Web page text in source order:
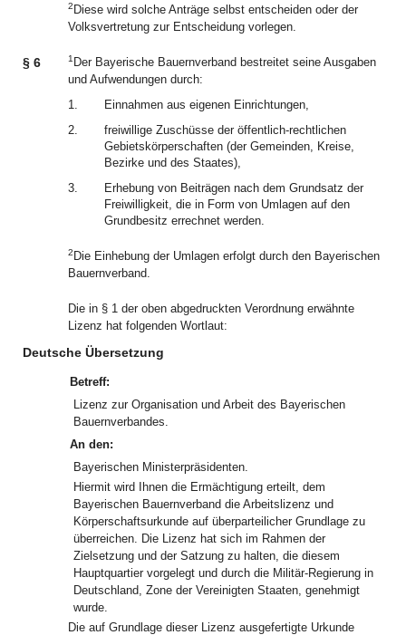
2 Diese wird solche Anträge selbst entscheiden oder der
Volksvertretung zur Entscheidung vorlegen.
§ 6 1 Der Bayerische Bauernverband bestreitet seine Ausgaben
und Aufwendungen durch:
1.
Einnahmen aus eigenen Einrichtungen,
2.
freiwillige Zuschüsse der öffentlich-rechtlichen
Gebietskörperschaften (der Gemeinden, Kreise,
Bezirke und des Staates),
3.
Erhebung von Beiträgen nach dem Grundsatz der
Freiwilligkeit, die in Form von Umlagen auf den
Grundbesitz errechnet werden.
2 Die Einhebung der Umlagen erfolgt durch den Bayerischen
Bauernverband.
Die in § 1 der oben abgedruckten Verordnung erwähnte
Lizenz hat folgenden Wortlaut:
Deutsche Übersetzung
Betreff:
Lizenz zur Organisation und Arbeit des Bayerischen
Bauernverbandes.
An den:
Bayerischen Ministerpräsidenten.
Hiermit wird Ihnen die Ermächtigung erteilt, dem
Bayerischen Bauernverband die Arbeitslizenz und
Körperschaftsurkunde auf überparteilicher Grundlage zu
überreichen. Die Lizenz hat sich im Rahmen der
Zielsetzung und der Satzung zu halten, die diesem
Hauptquartier vorgelegt und durch die Militär-Regierung in
Deutschland, Zone der Vereinigten Staaten, genehmigt
wurde.
Die auf Grundlage dieser Lizenz ausgefertigte Urkunde